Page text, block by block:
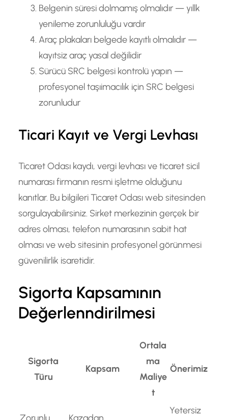
Belgenin süresi dolmamış olmalıdır — yıllk
yenileme zorunluluğu vardır
Araç plakaları belgede kayıtlı olmalıdır —
kayıtsiz araç yasal değilidir
Sürücü SRC belgesi kontrolü yapın —
profesyonel taşıimacılık için SRC belgesi
zorunludur
Ticari Kayıt ve Vergi Levhası
Ticaret Odası kaydı, vergi levhası ve ticaret sicil
numarası firmanın resmi işletme olduğunu
kanıtlar. Bu bilgileri Ticaret Odası web sitesinden
sorgulayabilirsiniz. Sirket merkezinin gerçek bir
adres olması, telefon numarasının sabit hat
olması ve web sitesinin profesyonel görünmesi
güvenilirlik isaretidir.
Sigorta Kapsamının
Değerlenndirilmesi
Sigorta
Türu
Kapsam
Ortala
ma
Maliye
t
Önerimiz
Yetersiz